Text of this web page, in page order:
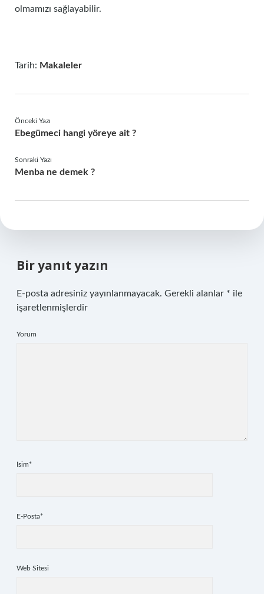
olmamızı sağlayabilir.
Tarih: Makaleler
Önceki Yazı
Ebegümeci hangi yöreye ait ?
Sonraki Yazı
Menba ne demek ?
Bir yanıt yazın
E-posta adresiniz yayınlanmayacak. Gerekli alanlar * ile
işaretlenmişlerdir
Yorum
İsim*
E-Posta*
Web Sitesi